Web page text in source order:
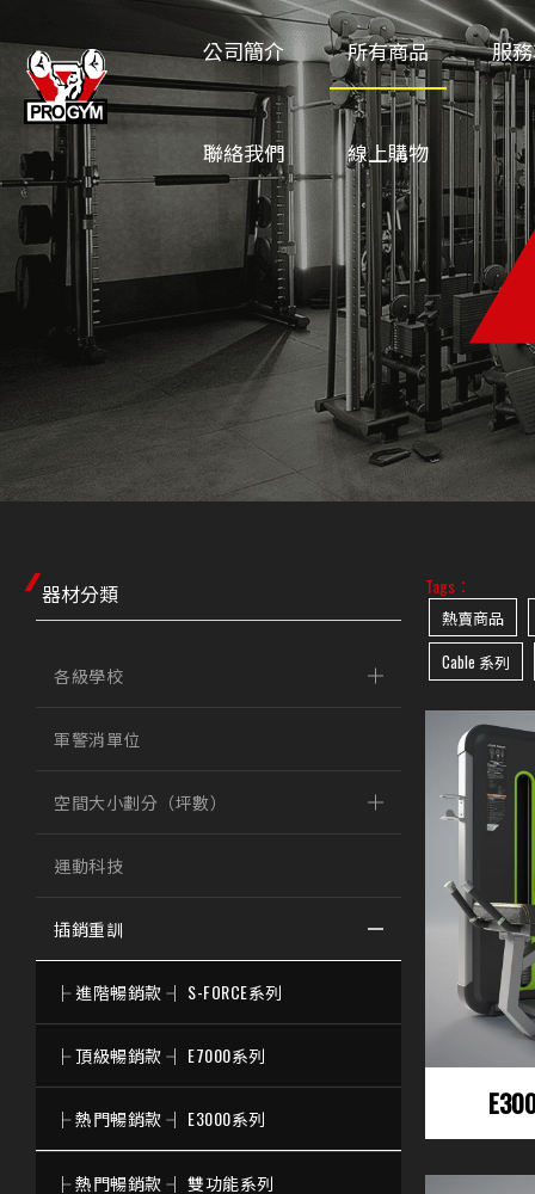
公司簡介 所有商品 服
聯絡我們 線上購物
器材分類
各級學校
軍警消單位
空間大小劃分（坪數）
運動科技
插銷重訓
├ 進階暢銷款 ┤ S-FORCE系列
├ 頂級暢銷款 ┤ E7000系列
├ 熱門暢銷款 ┤ E3000系列
├ 熱門暢銷款 ┤ 雙功能系列
Tags：
熱賣商品
Cable 系列